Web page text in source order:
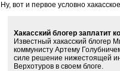
Ну, вот и первое условно
Хакасский блогер заплатит
Известный хакасский блогер
коммунисту Артему
силе решение нижестоящей
Верхотуров в своем блоге.